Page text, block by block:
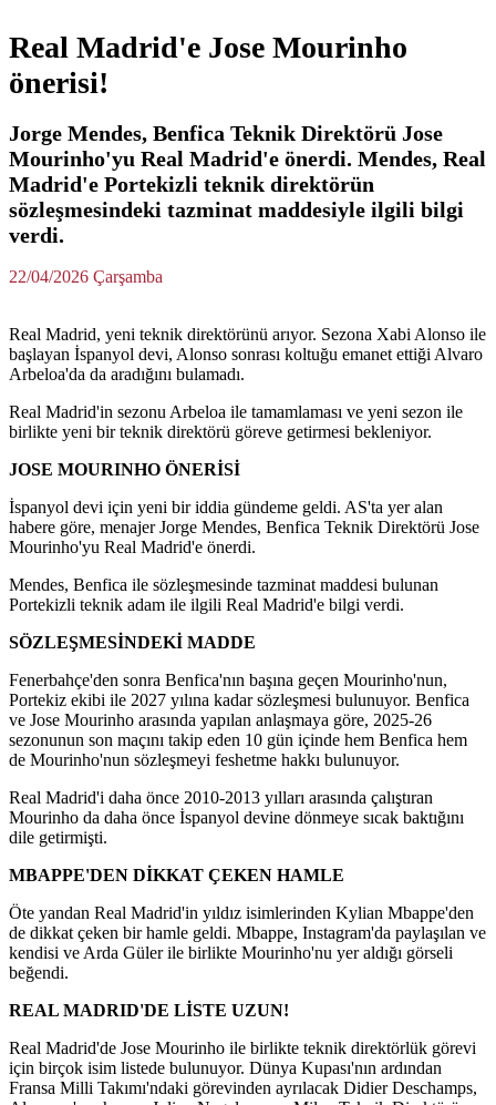
Real Madrid'e Jose Mourinho
önerisi!
Jorge Mendes, Benfica Teknik Direktörü Jose
Mourinho'yu Real Madrid'e önerdi. Mendes, Real
Madrid'e Portekizli teknik direktörün
sözleşmesindeki tazminat maddesiyle ilgili bilgi
verdi.
22/04/2026 Çarşamba
Real Madrid, yeni teknik direktörünü arıyor. Sezona Xabi Alonso ile
başlayan İspanyol devi, Alonso sonrası koltuğu emanet ettiği Alvaro
Arbeloa'da da aradığını bulamadı.
Real Madrid'in sezonu Arbeloa ile tamamlaması ve yeni sezon ile
birlikte yeni bir teknik direktörü göreve getirmesi bekleniyor.
JOSE MOURINHO ÖNERİSİ
İspanyol devi için yeni bir iddia gündeme geldi. AS'ta yer alan
habere göre, menajer Jorge Mendes, Benfica Teknik Direktörü Jose
Mourinho'yu Real Madrid'e önerdi.
Mendes, Benfica ile sözleşmesinde tazminat maddesi bulunan
Portekizli teknik adam ile ilgili Real Madrid'e bilgi verdi.
SÖZLEŞMESİNDEKİ MADDE
Fenerbahçe'den sonra Benfica'nın başına geçen Mourinho'nun,
Portekiz ekibi ile 2027 yılına kadar sözleşmesi bulunuyor. Benfica
ve Jose Mourinho arasında yapılan anlaşmaya göre, 2025-26
sezonunun son maçını takip eden 10 gün içinde hem Benfica hem
de Mourinho'nun sözleşmeyi feshetme hakkı bulunuyor.
Real Madrid'i daha önce 2010-2013 yılları arasında çalıştıran
Mourinho da daha önce İspanyol devine dönmeye sıcak baktığını
dile getirmişti.
MBAPPE'DEN DİKKAT ÇEKEN HAMLE
Öte yandan Real Madrid'in yıldız isimlerinden Kylian Mbappe'den
de dikkat çeken bir hamle geldi. Mbappe, Instagram'da paylaşılan ve
kendisi ve Arda Güler ile birlikte Mourinho'nu yer aldığı görseli
beğendi.
REAL MADRID'DE LİSTE UZUN!
Real Madrid'de Jose Mourinho ile birlikte teknik direktörlük görevi
için birçok isim listede bulunuyor. Dünya Kupası'nın ardından
Fransa Milli Takımı'ndaki görevinden ayrılacak Didier Deschamps,